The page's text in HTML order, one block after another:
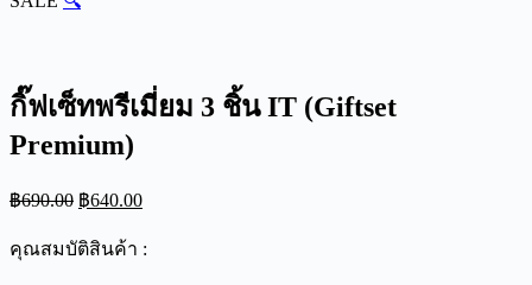
กิ๊ฟเซ็ทพรีเมี่ยม 3 ชิ้น IT (Giftset
Premium)
฿690.00 Original
price
was:
฿640.00Current
price
คุณสมบัติสินค้า :